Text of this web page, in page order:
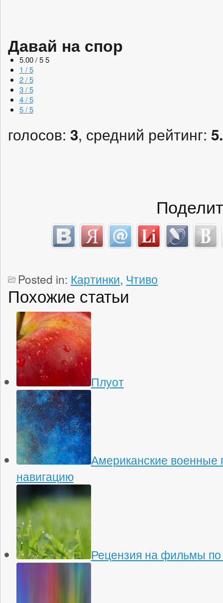
Давай на спор
5.00 / 5 5
1 / 5
2 / 5
3 / 5
4 / 5
5 / 5
голосов: 3, средний рейтинг:
Posted in: Картинки, Чтиво
Похожие статьи
Плуот
Американские военные
навигацию
Рецензия на фильмы по